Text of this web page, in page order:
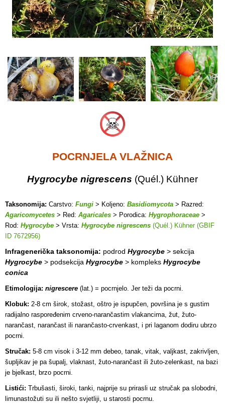
POCRNJELA VLAŽNICA
Hygrocybe nigrescens (Quél.) Kühner
Taksonomija: Carstvo: Fungi > Koljeno: Basidiomycota > Razred:
Agaricomycetes > Red: Agaricales > Porodica: Hygrophoraceae >
Rod: Hygrocybe > Vrsta: Hygrocybe nigrescens (Quél.) Kühner (GBIF
ID 7672956)
Infragenerička taksonomija: podrod Hygrocybe > sekcija
Hygrocybe > podsekcija Hygrocybe > kompleks Hygrocybe
conica
Etimologija: nigrescere (lat.) = pocrnjelo. Jer teži da pocrni.
Klobuk: 2-8 cm širok, stožast, oštro je ispupčen, površina je s gustim
radijalno raspoređenim crveno-narančastim vlakancima, žut, žuto-
narančast, narančast ili narančasto-crvenkast, i pri laganom dodiru ubrzo
pocrni.
Stručak: 5-8 cm visok i 3-12 mm debeo, tanak, vitak, valjkast, zakrivljen,
šupljikav je pa šupalj, vlaknast, žuto-narančast ili žuto-zelenkast, na bazi
je bjelkast, brzo pocrni.
Listići: Trbušasti, široki, tanki, najprije su prirasli uz stručak pa slobodni,
limunastožuti su ili nešto svjetliji, u starosti pocrnu.